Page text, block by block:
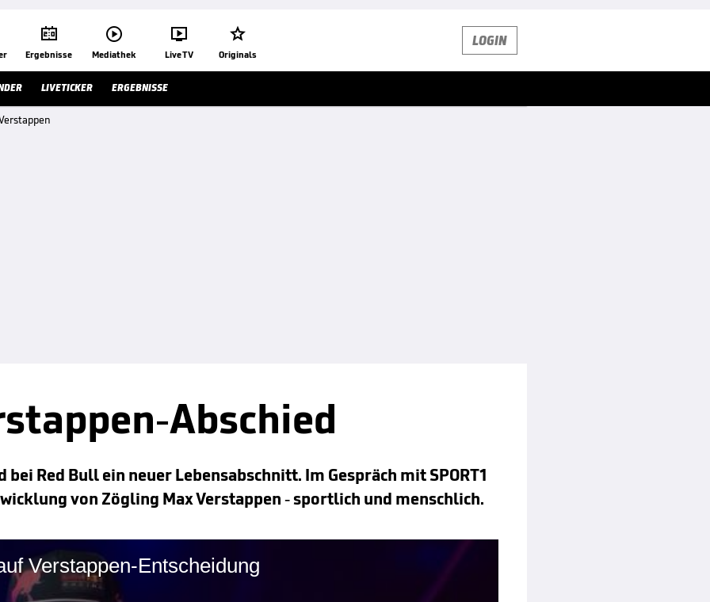

Ergebnisse

Mediathek

Live TV

Originals
LOGIN
LIVETICKER ERGEBNISSE
Abschied
Red Bull ein neuer Lebensabschnitt. Im Gespräch mit SPORT1
von Zögling Max Verstappen - sportlich und menschlich.
Verstappen-Entscheidung